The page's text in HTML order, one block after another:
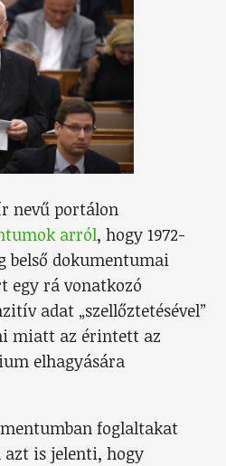
nevű portálon
arról, hogy 1972-
belső dokumentumai
egy rá vonatkozó
adat „szellőztetésével”
miatt az érintett az
elhagyására
foglaltakat
is jelenti, hogy